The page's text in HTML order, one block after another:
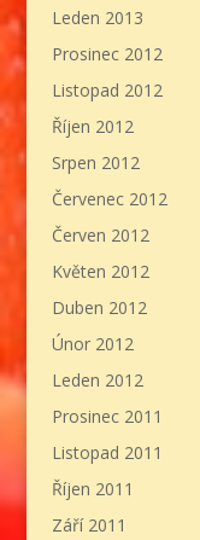
Leden 2013
Prosinec 2012
Listopad 2012
Říjen 2012
Srpen 2012
Červenec 2012
Červen 2012
Květen 2012
Duben 2012
Únor 2012
Leden 2012
Prosinec 2011
Listopad 2011
Říjen 2011
Září 2011